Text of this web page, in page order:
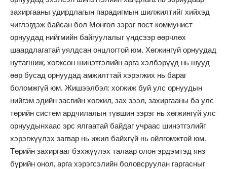
захиргааны удирдлагын парадигмын шилжилтийг хийхэд
чиглэгдэж байсан бол Монгол зэрэг пост коммунист
орнуудад нийгмийн байгуулалыг үндсээр өөрчлөх
шаардлагатай уялдсан онцлогтой юм. Хөгжингүй орнуудад
нутагшиж, хөгжсөн шинэтгэлийн арга хэлбэрүүд нь шууд
өөр бусад орнуудад амжилттай хэрэгжих нь бараг
боломжгүй юм. Жишээлбэл: хогжиж буй улс орнуудын
нийгэм эдийн засгийн хөгжил, зах зээл, захиргааны ба улс
төрийн систем ардчилалын түвшин зэрэг нь хөгжингүй улс
орнуудынхаас эрс ялгаатай байдаг учраас шинэтгэлийг
хэрэгжүүлэх загвар нь ижил байхгүй нь ойлгомжтой юм.
Төрийн захиргааг бэхжүүлэх талаар олон эрдэмтэд янз
бүрийн онол, арга хэрэгсэлийн боловсруулан гаргасныг